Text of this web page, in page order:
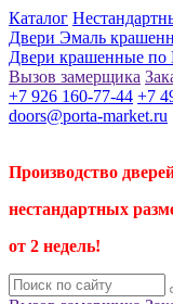
Каталог
Двери Эмаль
Двери крашенные по
Вызов замерщика
+7 926 160-77-44 +7
doors@porta-market.ru
Производство
нестандартных
от 2 недель!